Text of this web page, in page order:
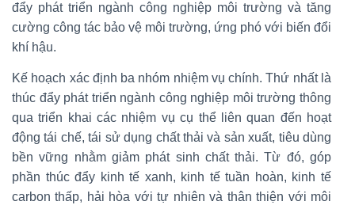
đẩy phát triển ngành công nghiệp môi trường và tăng
cường công tác bảo vệ môi trường, ứng phó với biến đổi
khí hậu.
Kế hoạch xác định ba nhóm nhiệm vụ chính. Thứ nhất là
thúc đẩy phát triển ngành công nghiệp môi trường thông
qua triển khai các nhiệm vụ cụ thể liên quan đến hoạt
động tái chế, tái sử dụng chất thải và sản xuất, tiêu dùng
bền vững nhằm giảm phát sinh chất thải. Từ đó, góp
phần thúc đẩy kinh tế xanh, kinh tế tuần hoàn, kinh tế
carbon thấp, hải hòa với tự nhiên và thân thiện với môi